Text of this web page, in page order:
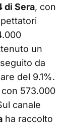
di Sera, con
un
da
del 9.1%.
con 573.000
canale
ha raccolto